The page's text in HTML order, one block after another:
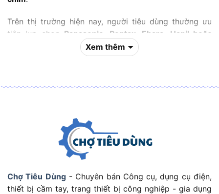
Trên thị trường hiện nay, người tiêu dùng thường ưu
tiên lựa chọn Panasonic, Pentax, Ebara, Hanil hoặc
để đảm bảo tuổi thọ thiết bị.
nhất trước khi mua là bạn cần
lượng, chiều cao cột áp và tính chất nguồn nước thực
. Sau khi nắm rõ các tiêu chí lựa chọn và chi phí, hãy
nước là gì cũng như tầm quan trọng thực tế của nó
trong đời sống ngay sau đây.
Xem thêm
Chợ Tiêu Dùng- Chuyên bán Công cụ, dụng cụ điện,
thiết bị cầm tay, trang thiết bị công nghiệp - gia dụng